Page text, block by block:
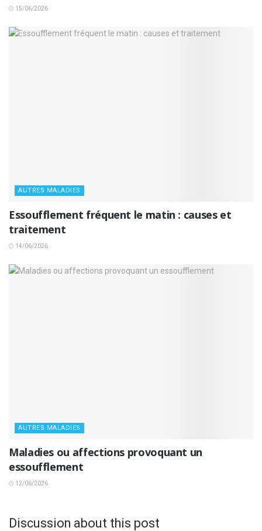
15/06/2026
AUTRES MALADIES
Essoufflement fréquent le matin : causes et
traitement
14/06/2026
AUTRES MALADIES
Maladies ou affections provoquant un
essoufflement
12/06/2026
Discussion about this post